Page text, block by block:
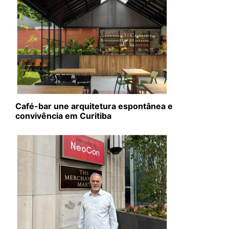
Café-bar une arquitetura espontânea e
convivência em Curitiba